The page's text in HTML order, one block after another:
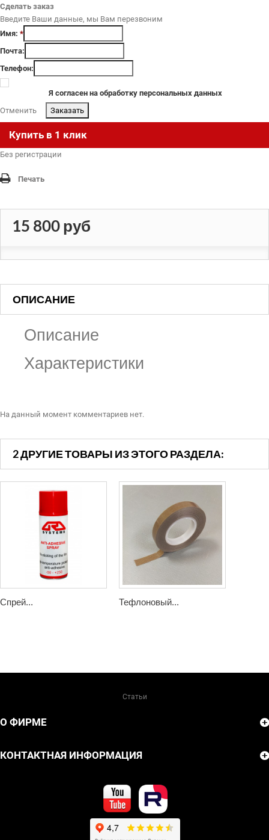
Сделать заказ
Введите Ваши данные, мы Вам перезвоним
Имя: *
Почта:
Телефон:
Я согласен на обработку персональных данных
Отменить
.
Купить в 1 клик
Без регистрации
Печать
15 800 руб
ОПИСАНИЕ
Описание
Характеристики
На данный момент комментариев нет.
2 ДРУГИЕ ТОВАРЫ ИЗ ЭТОГО РАЗДЕЛА:
Спрей... Тефлоновый...
Статьи
О ФИРМЕ
КОНТАКТНАЯ ИНФОРМАЦИЯ